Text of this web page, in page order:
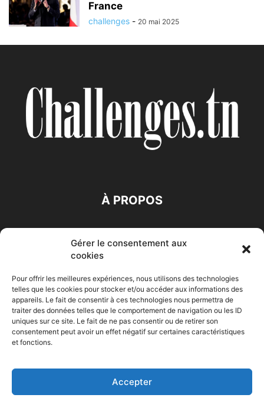
Gérer le consentement aux
cookies
Pour offrir les meilleures expériences, nous utilisons des technologies
telles que les cookies pour stocker et/ou accéder aux informations des
appareils. Le fait de consentir à ces technologies nous permettra de
traiter des données telles que le comportement de navigation ou les ID
uniques sur ce site. Le fait de ne pas consentir ou de retirer son
consentement peut avoir un effet négatif sur certaines caractéristiques
et fonctions.
Accepter
France
challenges - 20 mai 2025
À PROPOS
Accueil Economie Entreprises Entrepreneur
Maghreb
© Challenges.tn By AAKOM.DIGITAL